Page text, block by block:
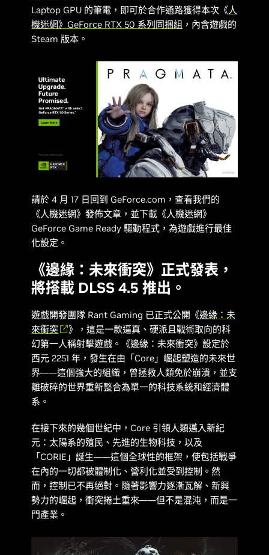
Laptop GPU 的筆電，即可於合作通路獲得本次《人
機迷網》GeForce RTX 50 系列同捆組 ，內含遊戲的
Steam 版本。
請於 4 月 17 日回到 GeForce.com，查看我們的
《人機迷網》發佈文章，並下載《人機迷網》
GeForce Game Ready 驅動程式，為遊戲進行最佳
化設定。
《邊緣：未來衝突》正式發表，
將搭載 DLSS 4.5 推出。
遊戲開發團隊 Rant Gaming 已正式公開《邊緣：未
來衝突
》，這是一款逼真、硬派且戰術取向的科
幻第一人稱射擊遊戲。《邊緣：未來衝突》設定於
西元 2251 年，發生在由「Core」崛起塑造的未來世
界——這個強大的組織，曾拯救人類免於崩潰，並支
離破碎的世界重新整合為單一的科技系統和經濟體
系。
在接下來的幾個世紀中，Core 引領人類邁入新紀
元：太陽系的殖民、先進的生物科技，以及
「CORIE」誕生——這個全球性的框架，使包括戰爭
在內的一切都被體制化、營利化並受到控制。然
而，控制已不再絕對。隨著影響力逐漸瓦解、新興
勢力的崛起，衝突捲土重來——但不是混沌，而是一
門產業。